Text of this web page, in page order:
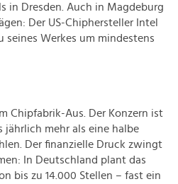
in Dresden. Auch in Magdeburg
Der US-Chiphersteller Intel
seines Werkes um mindestens
Chipfabrik-Aus. Der Konzern ist
jährlich mehr als eine halbe
Der finanzielle Druck zwingt
In Deutschland plant das
bis zu 14.000 Stellen – fast ein